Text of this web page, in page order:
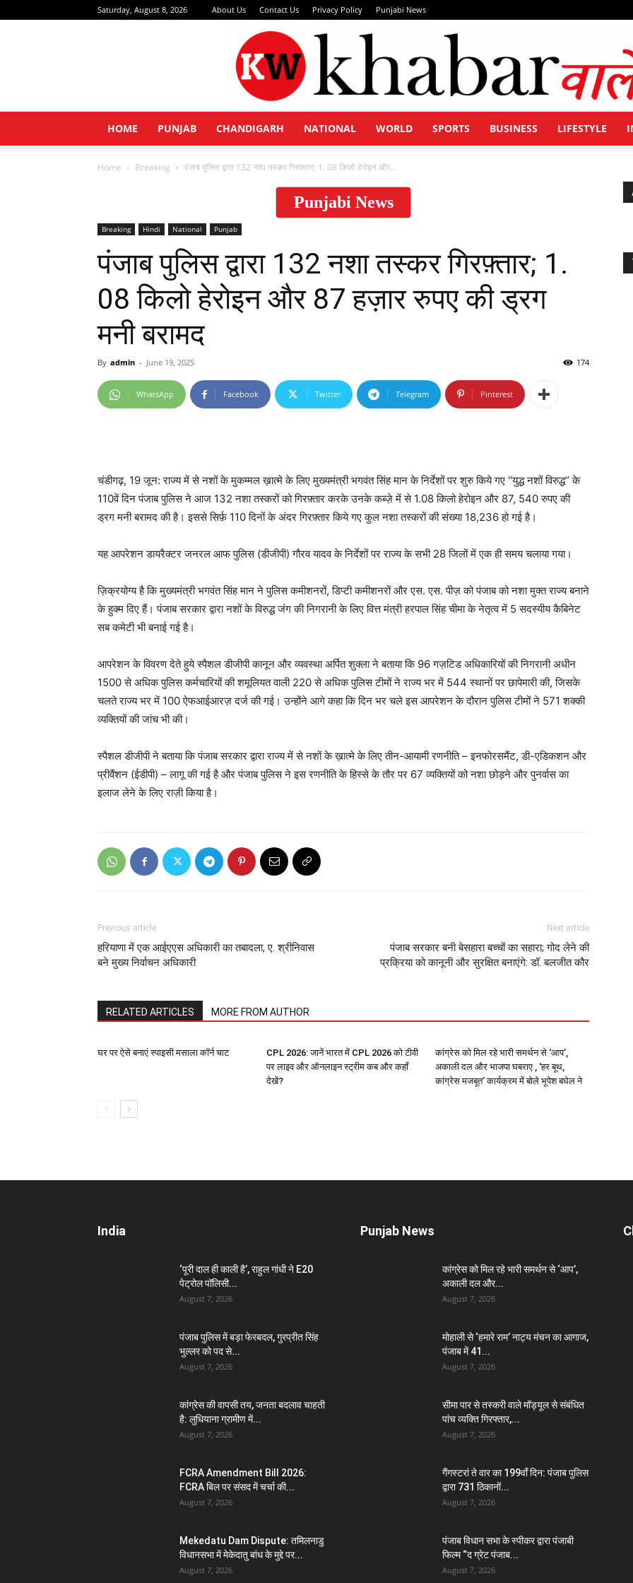
Saturday, August 8, 2026 About Us Contact Us Privacy Policy Punjabi News
Khabar
HOME PUNJAB CHANDIGARH NATIONAL WORLD SPORTS BUSINESS LIFESTYLE
Home Breaking पंजाब पुलिस द्वारा 132 नशा तस्कर गिरफ़्तार; 1. 08 किलो हेरोइन और...
Punjabi News
Breaking Hindi National Punjab
पंजाब पुलिस द्वारा 132 नशा तस्कर गिरफ़्तार; 1.
08 किलो हेरोइन और 87 हज़ार रुपए की ड्रग
मनी बरामद
By admin - June 19, 2025 174
WhatsApp Facebook Twitter Telegram Pinterest
चंडीगढ़, 19 जून: राज्य में से नशों के मुकम्मल ख़ात्मे के लिए मुख्यमंत्री भगवंत सिंह मान के निर्देशों पर शुरु किये गए ‘‘युद्ध नशों विरुद्ध’’ के
110वें दिन पंजाब पुलिस ने आज 132 नशा तस्करों को गिरफ़्तार करके उनके कब्ज़े में से 1.08 किलो हेरोइन और 87, 540 रुपए की
ड्रग मनी बरामद की है। इससे सिर्फ़ 110 दिनों के अंदर गिरफ़्तार किये गए कुल नशा तस्करों की संख्या 18,236 हो गई है।
यह आपरेशन डायरैक्टर जनरल आफ पुलिस (डीजीपी) गौरव यादव के निर्देशों पर राज्य के सभी 28 जिलों में एक ही समय चलाया गया।
ज़िक्रयोग्य है कि मुख्यमंत्री भगवंत सिंह मान ने पुलिस कमीशनरों, डिप्टी कमीशनरों और एस. एस. पीज़ को पंजाब को नशा मुक्त राज्य बनाने
के हुक्म दिए हैं। पंजाब सरकार द्वारा नशों के विरुद्ध जंग की निगरानी के लिए वित्त मंत्री हरपाल सिंह चीमा के नेतृत्व में 5 सदस्यीय कैबिनेट
सब कमेटी भी बनाई गई है।
आपरेशन के विवरण देते हुये स्पैशल डीजीपी कानून और व्यवस्था अर्पित शुक्ला ने बताया कि 96 गज़टिड अधिकारियों की निगरानी अधीन
1500 से अधिक पुलिस कर्मचारियों की शमूलियत वाली 220 से अधिक पुलिस टीमों ने राज्य भर में 544 स्थानों पर छापेमारी की, जिसके
चलते राज्य भर में 100 ऐफआईआरज़ दर्ज की गई। उन्होंने आगे कहा कि दिन भर चले इस आपरेशन के दौरान पुलिस टीमों ने 571 शक्की
व्यक्तियों की जांच भी की।
स्पैशल डीजीपी ने बताया कि पंजाब सरकार द्वारा राज्य में से नशों के ख़ात्मे के लिए तीन-आयामी रणनीति – इनफोरसमैंट, डी-एडिकशन और
प्रीवैंशन (ईडीपी) – लागू की गई है और पंजाब पुलिस ने इस रणनीति के हिस्से के तौर पर 67 व्यक्तियों को नशा छोड़ने और पुनर्वास का
इलाज लेने के लिए राज़ी किया है।
Previous article
हरियाणा में एक आईएएस अधिकारी का तबादला, ए. श्रीनिवास
बने मुख्य निर्वाचन अधिकारी
Next article
पंजाब सरकार बनी बेसहारा बच्चों का सहारा; गोद लेने की
प्रक्रिया को कानूनी और सुरक्षित बनाएंगे: डॉ. बलजीत कौर
RELATED ARTICLES MORE FROM AUTHOR
घर पर ऐसे बनाएं स्पाइसी मसाला कॉर्न चाट
CPL 2026: जानें भारत में CPL 2026 को टीवी
पर लाइव और ऑनलाइन स्ट्रीम कब और कहाँ
देखें?
कांग्रेस को मिल रहे भारी समर्थन से ‘आप’,
अकाली दल और भाजपा घबराए , ‘हर बूथ,
कांग्रेस मजबूत’ कार्यक्रम में बोले भूपेश बघेल ने
India
‘पूरी दाल ही काली है’, राहुल गांधी ने E20
पेट्रोल पॉलिसी...
August 7, 2026
पंजाब पुलिस में बड़ा फेरबदल, गुरप्रीत सिंह
भुल्लर को पद से...
August 7, 2026
कांग्रेस की वापसी तय, जनता बदलाव चाहती
है: लुधियाना ग्रामीण में...
August 7, 2026
FCRA Amendment Bill 2026:
FCRA बिल पर संसद में चर्चा की...
August 7, 2026
Mekedatu Dam Dispute: तमिलनाडु
विधानसभा में मेकेदातु बांध के मुद्दे पर...
August 7, 2026
Punjab News
कांग्रेस को मिल रहे भारी समर्थन से ‘आप’,
अकाली दल और...
August 7, 2026
मोहाली से ‘हमारे राम’ नाट्य मंचन का आगाज,
पंजाब में 41...
August 7, 2026
सीमा पार से तस्करी वाले मॉड्यूल से संबंधित
पांच व्यक्ति गिरफ्तार,...
August 7, 2026
गैंगस्टरां ते वार का 199वाँ दिन: पंजाब पुलिस
द्वारा 731 ठिकानों...
August 7, 2026
पंजाब विधान सभा के स्पीकर द्वारा पंजाबी
फिल्म “द ग्रेट पंजाब...
August 7, 2026